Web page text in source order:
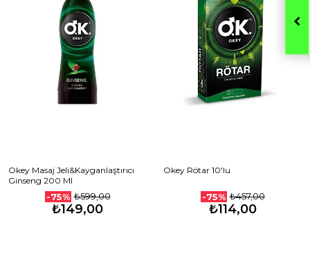
Okey Masaj Jeli&Kayganlaştırıcı
Ginseng 200 Ml
-75% ₺599,00
₺149,00
Okey Rötar 10'lu
-75% ₺457,00
₺114,00